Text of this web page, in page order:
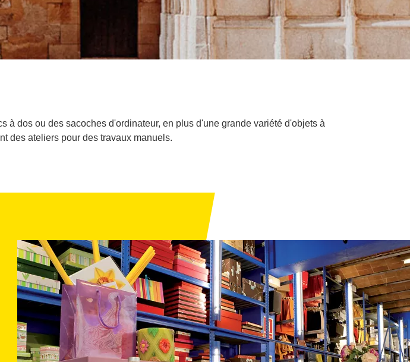
à dos ou des sacoches d'ordinateur, en plus d'une grande variété d'objets à
des ateliers pour des travaux manuels.